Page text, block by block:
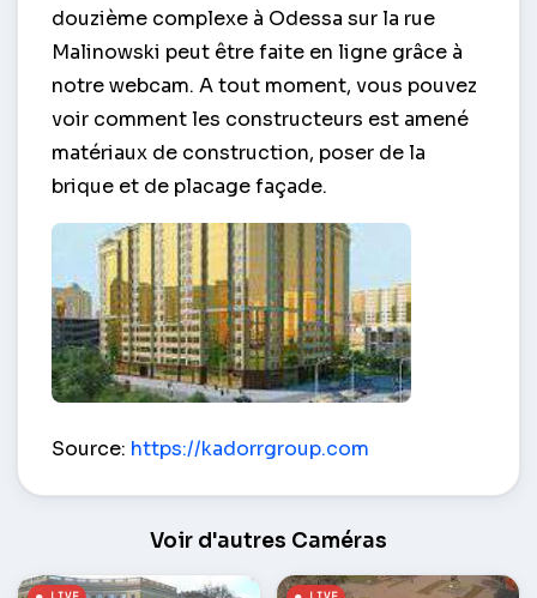
douzième complexe à Odessa sur la rue
Malinowski peut être faite en ligne grâce à
notre webcam. A tout moment, vous pouvez
voir comment les constructeurs est amené
matériaux de construction, poser de la
brique et de placage façade.
Source: https://kadorrgroup.com
Voir d'autres Caméras